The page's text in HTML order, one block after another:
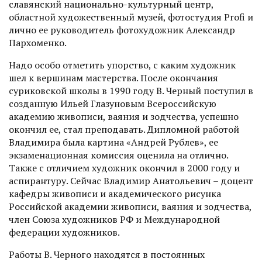
славянский национально-культурный центр,
областной художественный музей, фотостудия Profi и
лично ее руководитель фотохудожник Александр
Пархоменко.
Надо особо отметить упорство, с каким художник
шел к вершинам мас­терства. После окончания
суриковской школы в 1990 году В. Черный поступил в
созданную Ильей Глазуновым Всероссийскую
академию живописи, ваяния и зодчества, успешно
окончил ее, стал преподавать. Дипломной работой
Владимира была картина «Анд­рей Рублев», ее
экзаменационная комиссия оценила на отлично.
Также с отличием художник окончил в 2000 году и
аспирантуру. Сейчас Владимир Анатольевич – доцент
кафедры живописи и академического рисунка
Российской академии живописи, ваяния и зодчества,
член Союза художников РФ и Международной
федерации художников.
Работы В. Черного находятся в постоянных